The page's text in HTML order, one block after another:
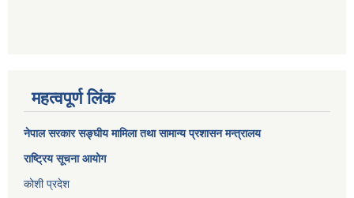
महत्वपूर्ण लिंक
नेपाल सरकारसङ्घीय मामिला तथा सामान्य प्रशासन मन्त्रालय
राष्ट्रिय सूचना आयोग
कोशी प्रदेश